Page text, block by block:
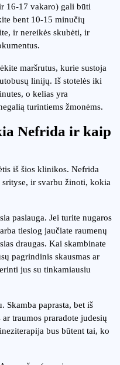
16-17 vakaro) gali būti
bent 10-15 minučių
ir nereikės skubėti, ir
maršrutus, kurie sustoja
linijų. Iš stotelės iki
o kelias yra
turintiems žmonėms.
Nefrida ir kaip
iš šios klinikos. Nefrida
ir svarbu žinoti, kokia
paslauga. Jei turite nugaros
tiesiog jaučiate raumenų
draugas. Kai skambinate
pagrindinis skausmas ar
jus su tinkamiausiu
Skamba paprasta, bet iš
traumos praradote judesių
bus būtent tai, ko